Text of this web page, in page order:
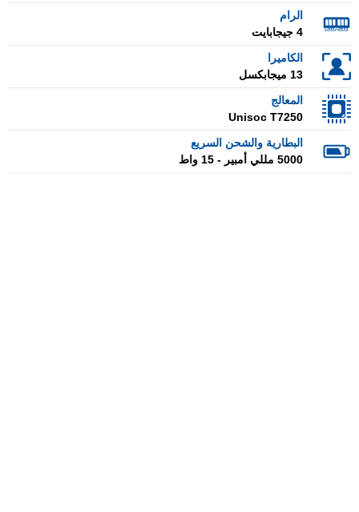
الرام
4 جيجابايت
الكاميرا
13 ميجابكسل
المعالج
Unisoc T7250
البطارية والشحن السريع
5000 مللي أمبير - 15 واط